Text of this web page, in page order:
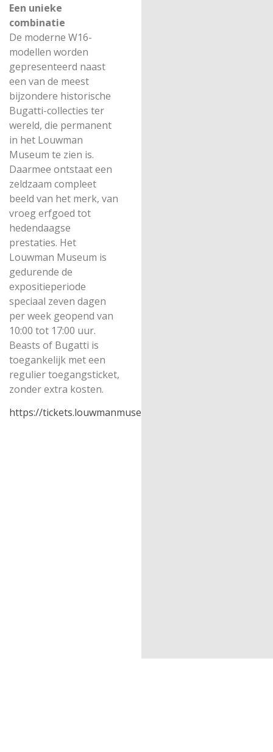
Een unieke
combinatie
De moderne W16-
modellen worden
gepresenteerd naast
een van de meest
bijzondere historische
Bugatti-collecties ter
wereld, die permanent
in het Louwman
Museum te zien is.
Daarmee ontstaat een
zeldzaam compleet
beeld van het merk, van
vroeg erfgoed tot
hedendaagse
prestaties. Het
Louwman Museum is
gedurende de
expositieperiode
speciaal zeven dagen
per week geopend van
10:00 tot 17:00 uur.
Beasts of Bugatti is
toegankelijk met een
regulier toegangsticket,
zonder extra kosten.
https://tickets.louwmanmuseum.nl/nl/tickets